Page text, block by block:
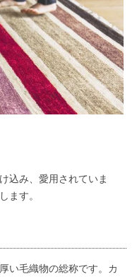
込み、愛用されていま
ます。
い毛織物の総称です。カ